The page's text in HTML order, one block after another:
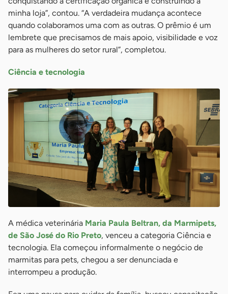
minha loja”, contou. “A verdadeira mudança acontece
quando colaboramos uma com as outras. O prêmio é um
lembrete que precisamos de mais apoio, visibilidade e voz
para as mulheres do setor rural”, completou.
Ciência e tecnologia
A médica veterinária Maria Paula Beltran, da Marmipets,
de São José do Rio Preto, venceu a categoria Ciência e
tecnologia. Ela começou informalmente o negócio de
marmitas para pets, chegou a ser denunciada e
interrompeu a produção.